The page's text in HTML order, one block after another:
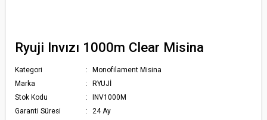
Ryuji Invızı 1000m Clear Misina
Kategori
Monofilament Misina
Marka
RYUJİ
Stok Kodu
INV1000M
Garanti Süresi
24 Ay